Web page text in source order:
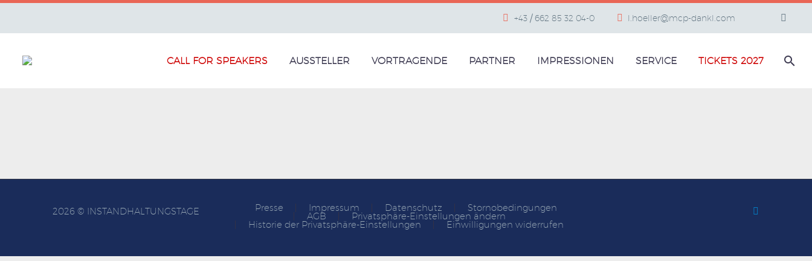
+43 / 662 85 32 04-0 l.hoeller@mcp-dankl.com
CALL FOR SPEAKERS AUSSTELLER VORTRAGENDE PARTNER IMPRESSIONEN SERVICE TICKETS 2027
Presse Impressum Datenschutz
Stornobedingungen
AGB
Privatsphäre-Einstellungen ändern
Historie der Privatsphäre-Einstellungen
Einwilligungen widerrufen
2026 © INSTANDHALTUNGSTAGE